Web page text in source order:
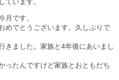
ています。
月です。
めでとうございます。久しぶりで
きました。家族と4年後にあいまし
ったんですけど家族とおともだち